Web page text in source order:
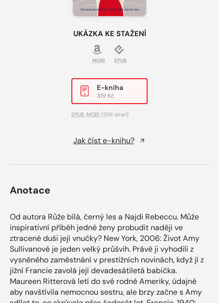
UKÁZKA KE STAŽENÍ
MOBI EPUB
E-kniha
319 Kč
EPUB, MOBI (256 stran)
Jak číst e-knihu?
Anotace
Od autora Růže bílá, černý les a Najdi Rebeccu. Může
inspirativní příběh jedné ženy probudit naději ve
ztracené duši její vnučky? New York, 2006: Život Amy
Sullivanové je jeden velký průšvih. Právě ji vyhodili z
vysněného zaměstnání v prestižních novinách, když jí z
jižní Francie zavolá její devadesátiletá babička.
Maureen Ritterová letí do své rodné Ameriky, údajně
aby navštívila nemocnou sestru, ale brzy začne s Amy